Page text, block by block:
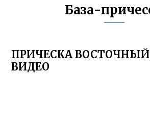
База-
ПРИЧЕСКА
ВИДЕО